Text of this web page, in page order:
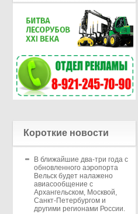
Короткие новости
В ближайшие два-три года с
обновленного аэропорта
Вельск будет налажено
авиасообщение с
Архангельском, Москвой,
Санкт-Петербургом и
другими регионами России.